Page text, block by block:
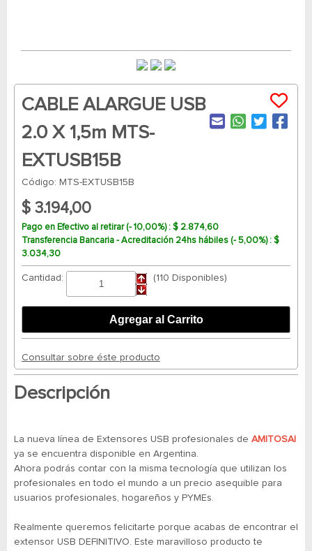
CABLE ALARGUE USB
2.0 X 1,5m MTS-
EXTUSB15B
Código: MTS-EXTUSB15B
$ 3.194,00
Pago en Efectivo al retirar (- 10,00%) : $ 2.874,60
Transferencia Bancaria - Acreditación 24hs hábiles (- 5,00%) : $
3.034,30
Cantidad: (110 Disponibles)
Consultar sobre éste producto
Descripción
La nueva línea de Extensores USB profesionales de AMITOSAI
ya se encuentra disponible en Argentina.
Ahora podrás contar con la misma tecnología que utilizan los
profesionales en todo el mundo a un precio asequible para
usuarios profesionales, hogareños y PYMEs.
Realmente queremos felicitarte porque acabas de encontrar el
extensor USB DEFINITIVO. Este maravilloso producto te